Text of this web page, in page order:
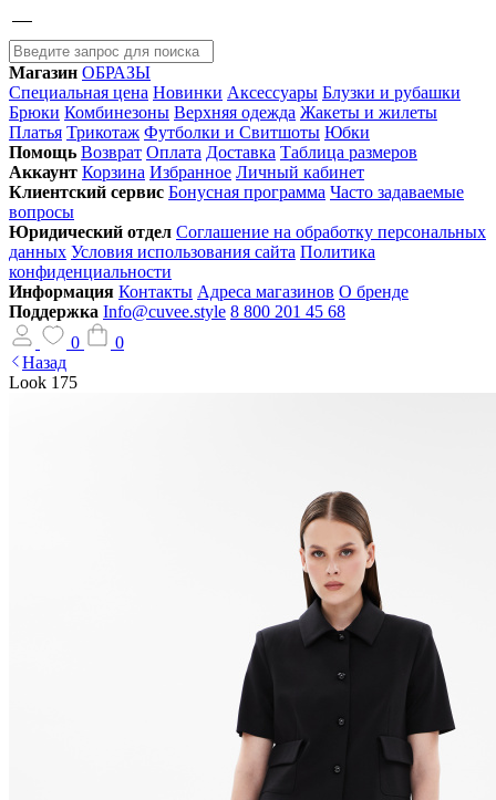
Магазин ОБРАЗЫ
Специальная цена Новинки Аксессуары Блузки и рубашки
Брюки Комбинезоны Верхняя одежда Жакеты и жилеты
Платья Трикотаж Футболки и Свитшоты Юбки
Помощь Возврат Оплата Доставка Таблица размеров
Аккаунт Корзина Избранное Личный кабинет
Клиентский сервис Бонусная программа Часто задаваемые
вопросы
Юридический отдел Соглашение на обработку персональных
данных Условия использования сайта Политика
конфиденциальности
Информация Контакты Адреса магазинов О бренде
Поддержка Info@cuvee.style 8 800 201 45 68
0
0
Назад
Look 175